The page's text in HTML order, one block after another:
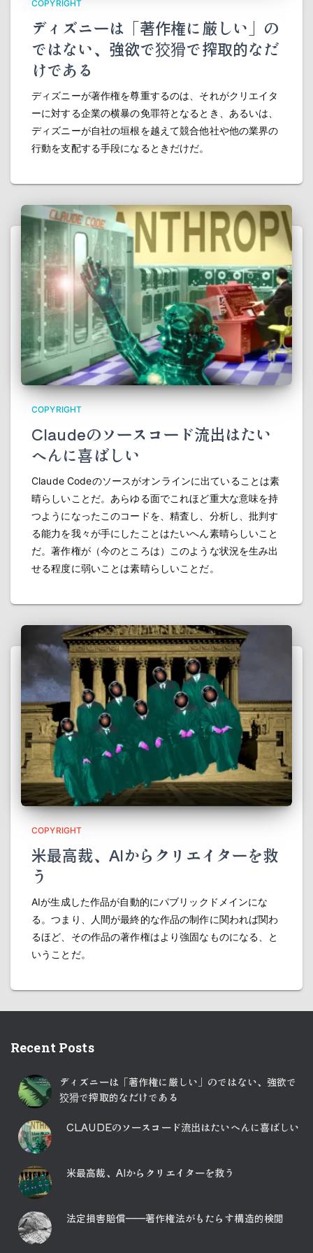
COPYRIGHT
ディズニーは「著作権に厳しい」の
ではない、強欲で狡猾で搾取的なだ
けである
ディズニーが著作権を尊重するのは、それがクリエイタ
ーに対する企業の横暴の免罪符となるとき、あるいは、
ディズニーが自社の垣根を越えて競合他社や他の業界の
行動を支配する手段になるときだけだ。
COPYRIGHT
Claudeのソースコード流出はたい
へんに喜ばしい
Claude Codeのソースがオンラインに出ていることは素
晴らしいことだ。あらゆる面でこれほど重大な意味を持
つようになったこのコードを、精査し、分析し、批判す
る能力を我々が手にしたことはたいへん素晴らしいこと
だ。著作権が（今のところは）このような状況を生み出
せる程度に弱いことは素晴らしいことだ。
COPYRIGHT
米最高裁、AIからクリエイターを救
う
AIが生成した作品が自動的にパブリックドメインにな
る。つまり、人間が最終的な作品の制作に関われば関わ
るほど、その作品の著作権はより強固なものになる、と
いうことだ。
Recent Posts
ディズニーは「著作権に厳しい」のではない、強欲で
狡猾で搾取的なだけである
CLAUDEのソースコード流出はたいへんに喜ばしい
米最高裁、AIからクリエイターを救う
法定損害賠償――著作権法がもたらす構造的検閲